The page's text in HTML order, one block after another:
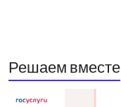
Решаем вместе